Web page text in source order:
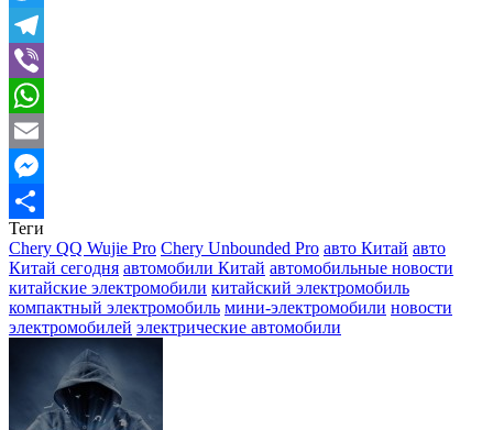
Twitter
Telegram
Viber
WhatsApp
Email
Messenger
Отправить
Теги
Chery QQ Wujie Pro Chery Unbounded Pro авто Китай авто
Китай сегодня автомобили Китай автомобильные новости
китайские электромобили китайский электромобиль
компактный электромобиль мини-электромобили новости
электромобилей электрические автомобили